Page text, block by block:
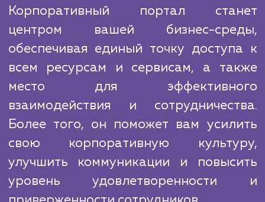
передовые технологии и проверенные
чтобы обеспечить
производительность,
безопасность портала. Мы также
обучение вашего персонала и
поддержку, чтобы помочь вам
использовать все
корпоративного портала.